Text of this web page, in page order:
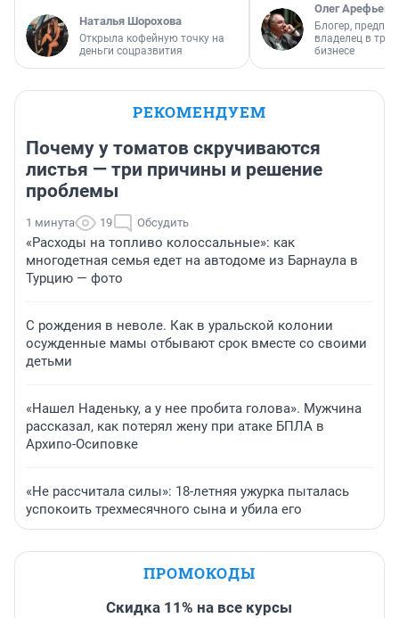
Наталья Шорохова
Открыла кофейную точку на
деньги соцразвития
Олег Арефьев
Блогер,
владелец в
бизнесе
РЕКОМЕНДУЕМ
Почему у томатов скручиваются
листья — три причины и решение
проблемы
1 минута 19 Обсудить
«Расходы на топливо колоссальные»: как
многодетная семья едет на автодоме из Барнаула в
Турцию — фото
С рождения в неволе. Как в уральской колонии
осужденные мамы отбывают срок вместе со своими
детьми
«Нашел Наденьку, а у нее пробита голова». Мужчина
рассказал, как потерял жену при атаке БПЛА в
Архипо-Осиповке
«Не рассчитала силы»: 18-летняя ужурка пыталась
успокоить трехмесячного сына и убила его
ПРОМОКОДЫ
Скидка 11% на все курсы